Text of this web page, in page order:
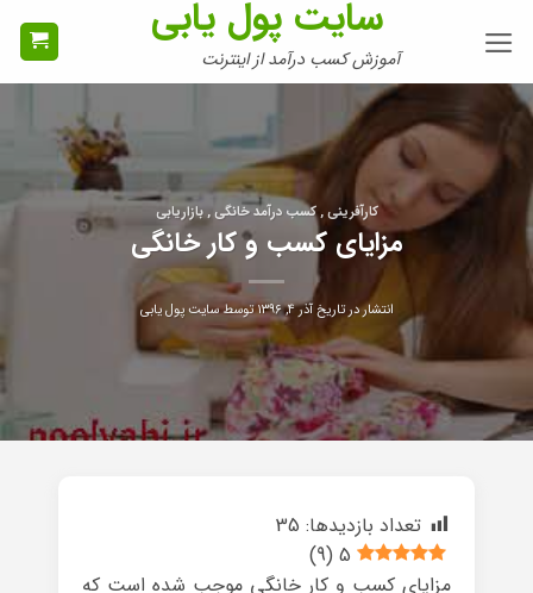
سایت پول یابی
آموزش کسب درآمد از اینترنت
کارآفرینی , کسب درآمد خانگی , بازاریابی
مزایای کسب و کار خانگی
انتشار در تاریخآذر ۴, ۱۳۹۶ توسطسایت پول یابی
تعداد بازدیدها: 35
5
(
9
)
مزایای کسب و کار خانگی موجب شده است که